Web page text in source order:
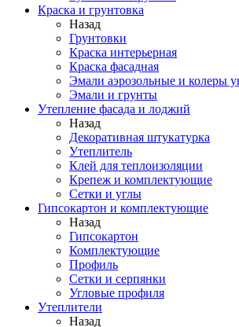
Краска и грунтовка
Назад
Грунтовки
Краска интерьерная
Краска фасадная
Эмали аэрозольные и колеры
Эмали и грунты
Утепление фасада и лоджий
Назад
Декоративная штукатурка
Утеплитель
Клей для теплоизоляции
Крепеж и комплектующие
Сетки и углы
Гипсокартон и комплектующие
Назад
Гипсокартон
Комплектующие
Профиль
Сетки и серпянки
Угловые профиля
Утеплители
Назад